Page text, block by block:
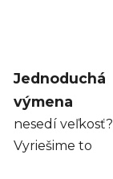
Jednoduchá
výmena
nesedí veľkosť?
Vyriešime to